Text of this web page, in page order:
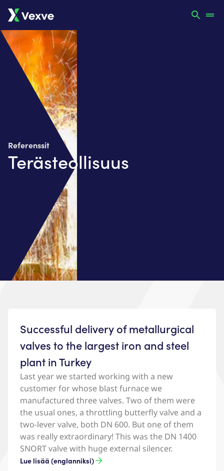
Referenssit
Terästeollisuus​
Successful delivery of metallurgical
valves to the largest iron and steel
plant in Turkey
Last year we started working with a new
customer for whose blast furnace we
manufactured three valves. Two of them were
the usual ones, a throttling butterfly valve and a
two-lever valve, both DN 600. But one of them
was really extraordinary! This was the DN 1400
SNORT valve with huge external silencer.
Lue lisää (englanniksi)